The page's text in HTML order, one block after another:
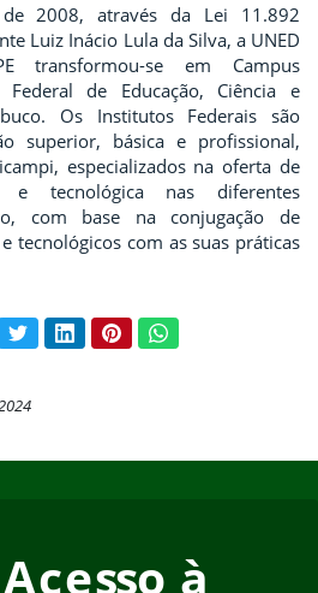
2008, através da Lei 11.892
Luiz Inácio Lula da Silva, a UNED
transformou-se em Campus
de Educação, Ciência e
Os Institutos Federais são
superior, básica e profissional,
especializados na oferta de
e tecnológica nas diferentes
com base na conjugação de
tecnológicos com as suas práticas
conteúdo:
TwitterLinkedInPinterestWhatsApp